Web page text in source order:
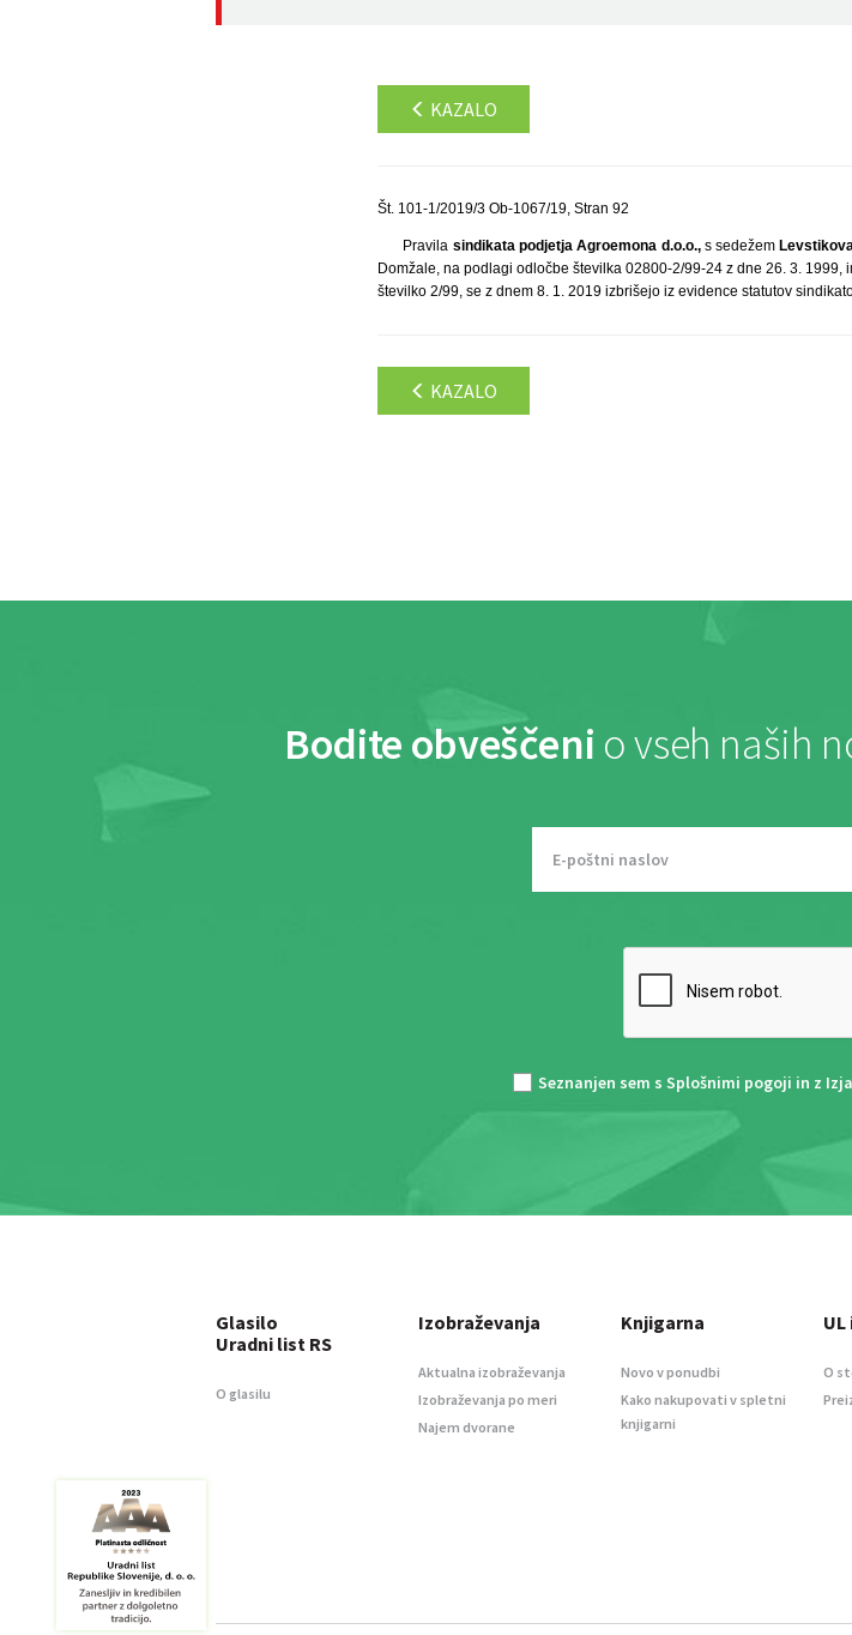
KAZALO
Št. 101-1/2019/3 Ob-1067/19, Stran 92
Pravila sindikata podjetja Agroemona d.o.o.,s sedežem
Domžale, na podlagi odločbe številka 02800-2/99-24 z dne 26. 3.
številko 2/99, se z dnem 8. 1. 2019 izbrišejo iz evidence statutov
KAZALO
Bodite obveščeni o vseh naših
Seznanjen sem s Splošnimi pogoji in z
Glasilo
Uradni list RS
O glasilu
Izobraževanja
Aktualna izobraževanja
Izobraževanja po meri
Najem dvorane
Knjigarna
Novo v ponudbi
Kako nakupovati v spletni
knjigarni
O